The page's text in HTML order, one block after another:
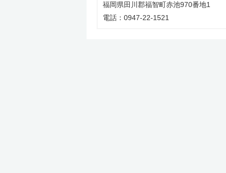
福岡県田川郡福智町赤池970番地1
電話：0947-22-1521